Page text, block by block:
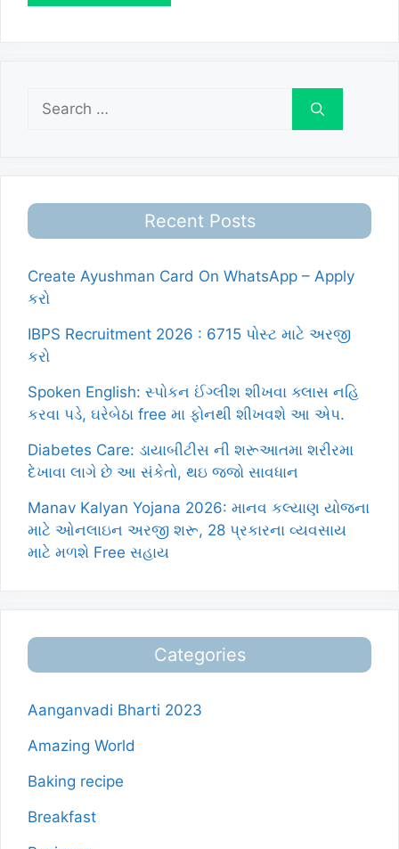
Search
for:
Recent Posts
Create Ayushman Card On WhatsApp – Apply
કરો
IBPS Recruitment 2026 : 6715 પોસ્ટ માટે અરજી
કરો
Spoken English: સ્પોકન ઈંગ્લીશ શીખવા ક્લાસ નહિ
કરવા પડે, ઘરેબેઠા free મા ફોનથી શીખવશે આ એપ.
Diabetes Care: ડાયાબીટીસ ની શરૂઆતમા શરીરમા
દેખાવા લાગે છે આ સંકેતો, થઇ જજો સાવધાન
Manav Kalyan Yojana 2026: માનવ કલ્યાણ યોજના
માટે ઓનલાઇન અરજી શરૂ, 28 પ્રકારના વ્યવસાય
માટે મળશે Free સહાય
Categories
Aanganvadi Bharti 2023
Amazing World
Baking recipe
Breakfast